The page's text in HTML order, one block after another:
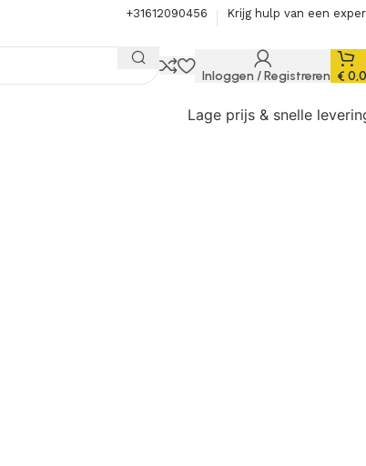
+31612090456 Krijg hulp van een
Inloggen / Registreren €
Lage prijs & snelle